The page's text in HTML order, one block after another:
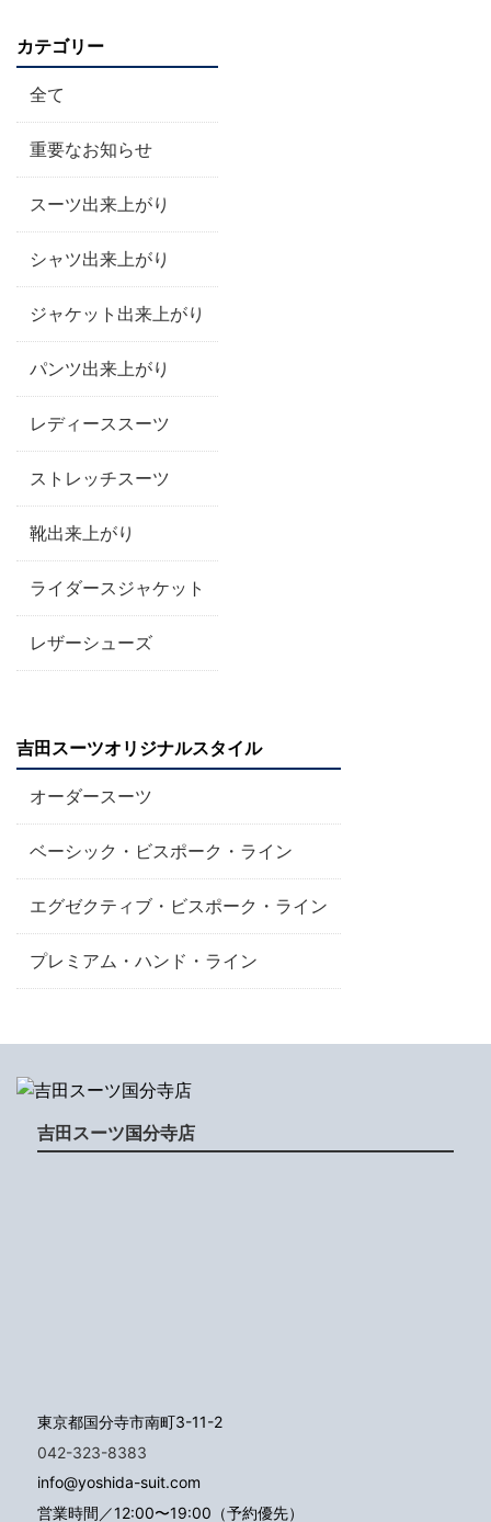
カテゴリー
全て
重要なお知らせ
スーツ出来上がり
シャツ出来上がり
ジャケット出来上がり
パンツ出来上がり
レディーススーツ
ストレッチスーツ
靴出来上がり
ライダースジャケット
レザーシューズ
吉田スーツオリジナルスタイル
オーダースーツ
ベーシック・ビスポーク・ライン
エグゼクティブ・ビスポーク・ライン
プレミアム・ハンド・ライン
吉田スーツ国分寺店
東京都国分寺市南町3-11-2
042-323-8383
info@yoshida-suit.com
営業時間／12:00〜19:00（予約優先）